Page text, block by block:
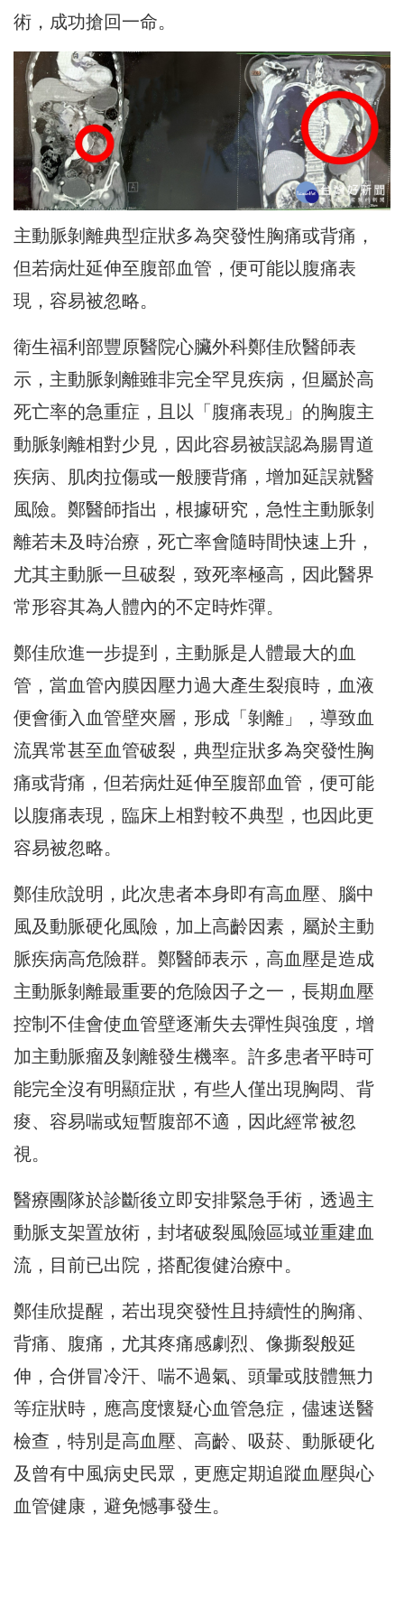
術，成功搶回一命。
主動脈剝離典型症狀多為突發性胸痛或背痛，
但若病灶延伸至腹部血管，便可能以腹痛表
現，容易被忽略。
衛生福利部豐原醫院心臟外科鄭佳欣醫師表
示，主動脈剝離雖非完全罕見疾病，但屬於高
死亡率的急重症，且以「腹痛表現」的胸腹主
動脈剝離相對少見，因此容易被誤認為腸胃道
疾病、肌肉拉傷或一般腰背痛，增加延誤就醫
風險。鄭醫師指出，根據研究，急性主動脈剝
離若未及時治療，死亡率會隨時間快速上升，
尤其主動脈一旦破裂，致死率極高，因此醫界
常形容其為人體內的不定時炸彈。
鄭佳欣進一步提到，主動脈是人體最大的血
管，當血管內膜因壓力過大產生裂痕時，血液
便會衝入血管壁夾層，形成「剝離」，導致血
流異常甚至血管破裂，典型症狀多為突發性胸
痛或背痛，但若病灶延伸至腹部血管，便可能
以腹痛表現，臨床上相對較不典型，也因此更
容易被忽略。
鄭佳欣說明，此次患者本身即有高血壓、腦中
風及動脈硬化風險，加上高齡因素，屬於主動
脈疾病高危險群。鄭醫師表示，高血壓是造成
主動脈剝離最重要的危險因子之一，長期血壓
控制不佳會使血管壁逐漸失去彈性與強度，增
加主動脈瘤及剝離發生機率。許多患者平時可
能完全沒有明顯症狀，有些人僅出現胸悶、背
痠、容易喘或短暫腹部不適，因此經常被忽
視。
醫療團隊於診斷後立即安排緊急手術，透過主
動脈支架置放術，封堵破裂風險區域並重建血
流，目前已出院，搭配復健治療中。
鄭佳欣提醒，若出現突發性且持續性的胸痛、
背痛、腹痛，尤其疼痛感劇烈、像撕裂般延
伸，合併冒冷汗、喘不過氣、頭暈或肢體無力
等症狀時，應高度懷疑心血管急症，儘速送醫
檢查，特別是高血壓、高齡、吸菸、動脈硬化
及曾有中風病史民眾，更應定期追蹤血壓與心
血管健康，避免憾事發生。